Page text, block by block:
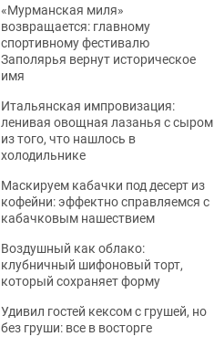
«Мурманская миля»
возвращается: главному
спортивному фестивалю
Заполярья вернут историческое
имя
Итальянская импровизация:
ленивая овощная лазанья с сыром
из того, что нашлось в
холодильнике
Маскируем кабачки под десерт из
кофейни: эффектно справляемся с
кабачковым нашествием
Воздушный как облако:
клубничный шифоновый торт,
который сохраняет форму
Удивил гостей кексом с грушей, но
без груши: все в восторге